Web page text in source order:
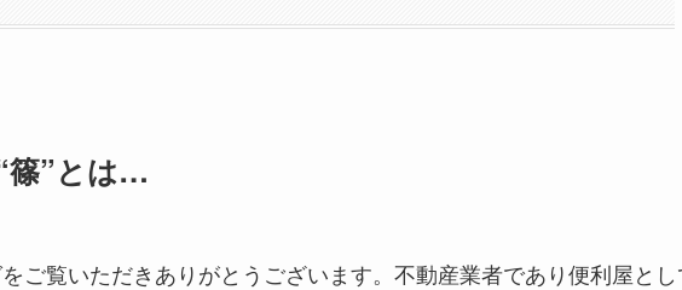
篠”とは…
ご覧いただきありがとうございます。不動産業者であり便利屋と